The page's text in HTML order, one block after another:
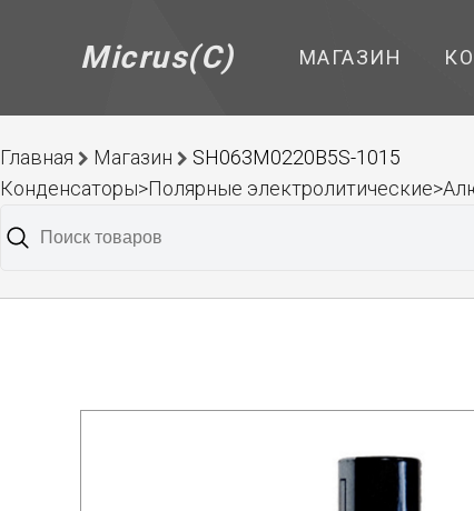
Micrus(C) МАГАЗИН
Главная Магазин
SH063M0220B5S-1015
Конденсаторы>Полярные